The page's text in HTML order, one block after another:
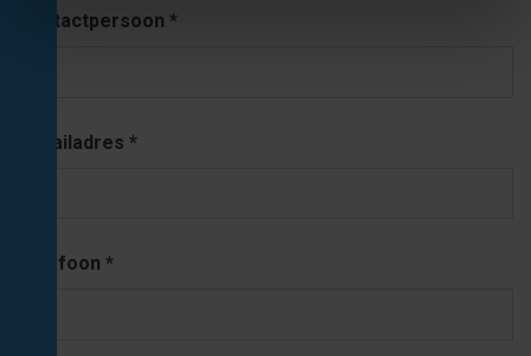
Contactpersoon
E-mailadres
Telefoon